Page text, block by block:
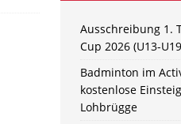
Ausschreibung 1.
Cup 2026 (U13-
Badminton im
kostenlose
Lohbrügge